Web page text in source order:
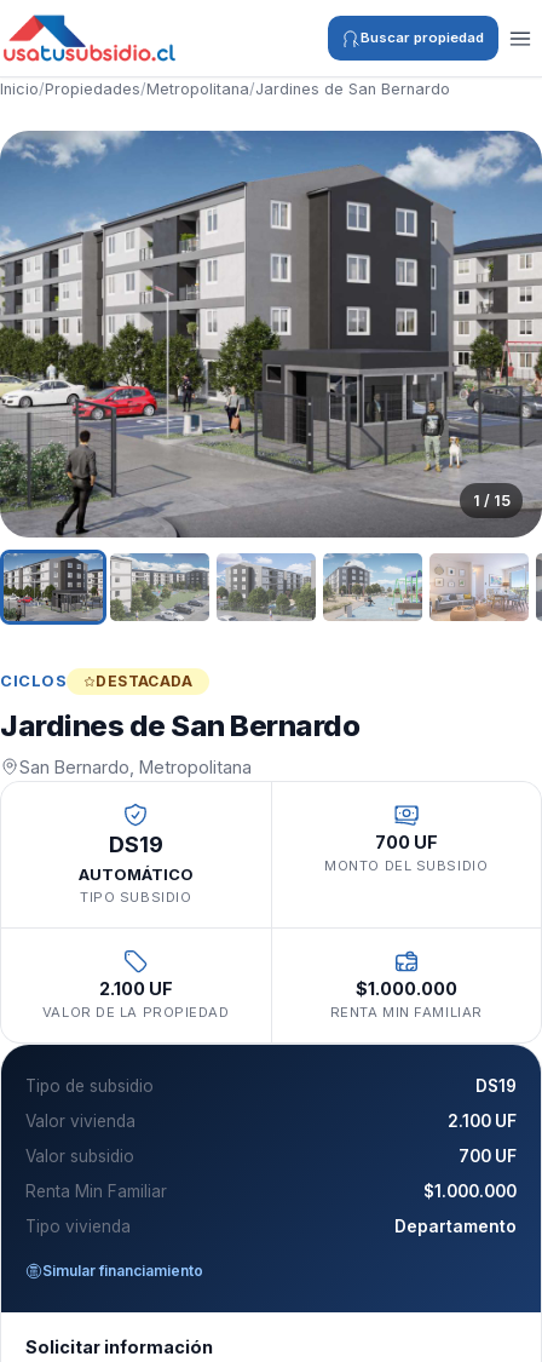
Buscar propiedad
Inicio/Propiedades/Metropolitana/Jardines de San Bernardo
1 / 15
CICLOS DESTACADA
Jardines de San Bernardo
San Bernardo, Metropolitana
DS19
AUTOMÁTICO
TIPO SUBSIDIO
700 UF
MONTO DEL SUBSIDIO
2.100 UF
VALOR DE LA PROPIEDAD
$1.000.000
RENTA MIN FAMILIAR
Tipo de subsidio
DS19
Valor vivienda
2.100 UF
Valor subsidio
700 UF
Renta Min Familiar
$1.000.000
Tipo vivienda
Departamento
Simular financiamiento
Solicitar información